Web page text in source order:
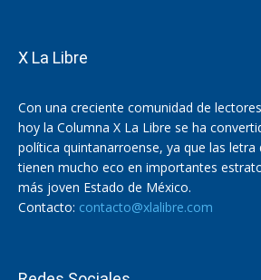
X La Libre
Con una creciente comunidad de
hoy la Columna X La Libre se ha
política quintanarroense, ya que las letra
tienen mucho eco en importantes
más joven Estado de México.
Contacto: contacto@xlalibre.com